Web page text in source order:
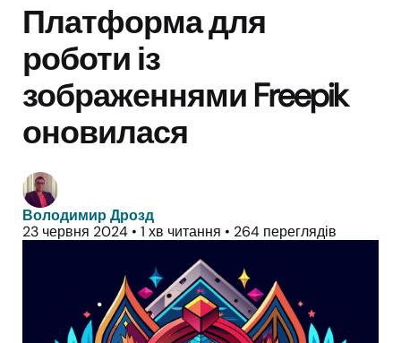
Платформа для
роботи із
зображеннями Freepik
оновилася
Володимир Дрозд
23 червня 2024 • 1 хв читання • 264 переглядів